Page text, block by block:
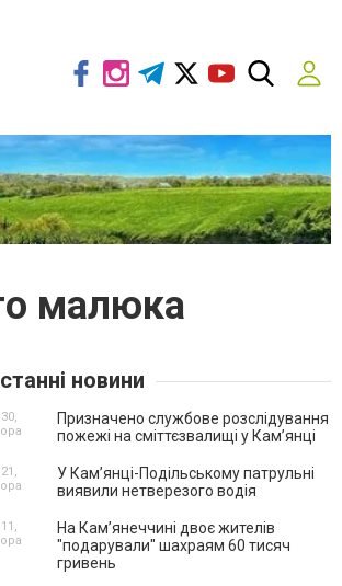
малюка
новини
Призначено службове розслідування
пожежі на сміттєзвалищі у Кам’янці
У Кам’янці-Подільському патрульні
виявили нетверезого водія
На Камʼянеччині двоє жителів
"подарували" шахраям 60 тисяч
гривень